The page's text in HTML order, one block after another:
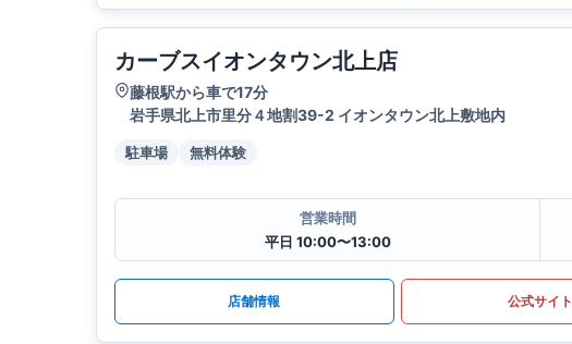
カーブスイオンタウン北上店
藤根駅から車で17分
岩手県北上市里分４地割39-2 イオンタウン北上敷地内
駐車場 無料体験
営業時間
平日 10:00〜13:00
店舗情報 公式サイト